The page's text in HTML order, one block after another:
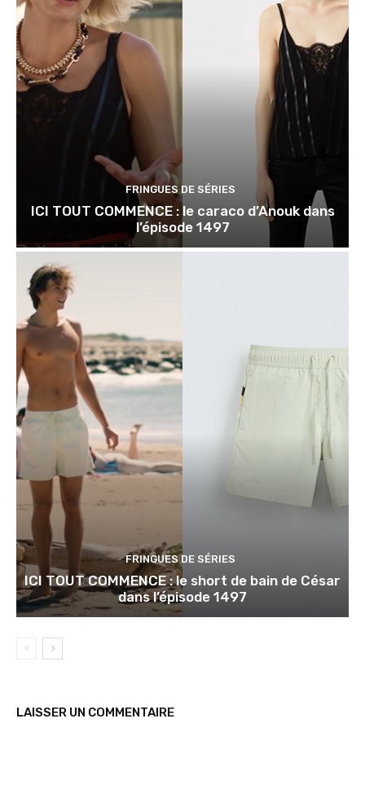
FRINGUES DE SÉRIES
ICI TOUT COMMENCE : le caraco d’Anouk dans
l’épisode 1497
FRINGUES DE SÉRIES
ICI TOUT COMMENCE : le short de bain de César
dans l’épisode 1497
LAISSER UN COMMENTAIRE